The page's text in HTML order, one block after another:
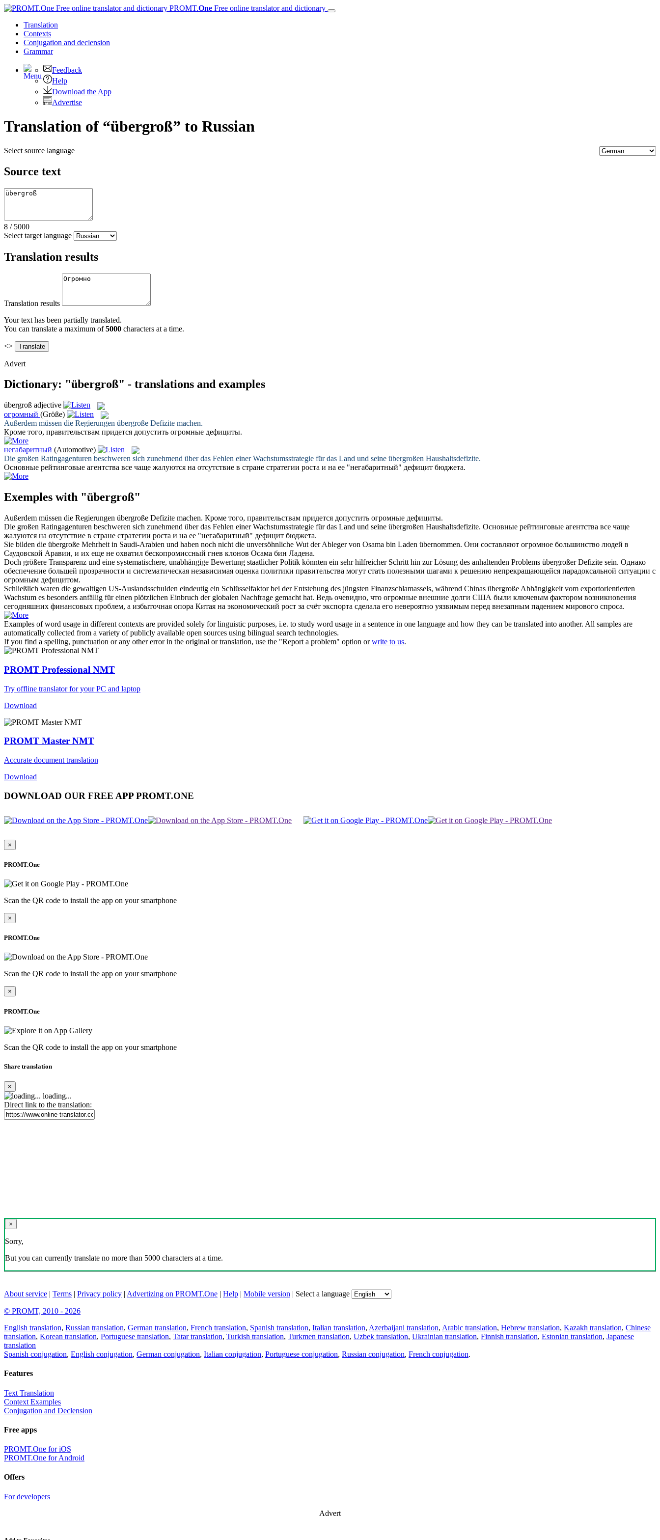
PROMT.One Free online translator and dictionary
Translation
Contexts
Conjugation and declension
Grammar
Feedback
Help
Download the App
Advertise
Translation of “übergroß” to Russian
Select source language
Source text
8 / 5000
Select target language
Translation results
Translation results
Your text has been partially translated.
You can translate a maximum of5000 characters at a time.
<>
Advert
Dictionary: "übergroß" - translations and examples
übergroß adjective
огромный (Größe)
Außerdem müssen die Regierungen übergroße Defizite machen.
Кроме того, правительствам придется допустить огромные дефициты.
негабаритный (Automotive)
Die großen Ratingagenturen beschweren sich zunehmend über das Fehlen einer Wachstumsstrategie für das Land und seine übergroßen Haushaltsdefizite.
Основные рейтинговые агентства все чаще жалуются на отсутствие в стране стратегии роста и на ее "негабаритный" дефицит бюджета.
Exemples with "übergroß"
Außerdem müssen die Regierungen übergroße Defizite machen. Кроме того, правительствам придется допустить огромные дефициты.
Die großen Ratingagenturen beschweren sich zunehmend über das Fehlen einer Wachstumsstrategie für das Land und seine übergroßen Haushaltsdefizite. Основные рейтинговые агентства все чаще
жалуются на отсутствие в стране стратегии роста и на ее "негабаритный" дефицит бюджета.
Sie bilden die übergroße Mehrheit in Saudi-Arabien und haben noch nicht die unversöhnliche Wut der Ableger von Osama bin Laden übernommen. Они составляют огромное большинство людей в
Саудовской Аравии, и их еще не охватил бескопромиссный гнев клонов Осама бин Ладена.
Doch größere Transparenz und eine systematischere, unabhängige Bewertung staatlicher Politik könnten ein sehr hilfreicher Schritt hin zur Lösung des anhaltenden Problems übergroßerDefizite sein. Однако
обеспечение большей прозрачности и систематическая независимая оценка политики правительства могут стать полезными шагами к решению непрекращающейся парадоксальной ситуации с
огромным дефицитом.
Schließlich waren die gewaltigen US-Auslandsschulden eindeutig ein Schlüsselfaktor bei der Entstehung des jüngsten Finanzschlamassels, während Chinas übergroße Abhängigkeit vom exportorientierten
Wachstum es besonders anfällig für einen plötzlichen Einbruch der globalen Nachfrage gemacht hat. Ведь очевидно, что огромные внешние долги США были ключевым фактором возникновения
сегодняшних финансовых проблем, а избыточная опора Китая на экономический рост за счёт экспорта сделала его невероятно уязвимым перед внезапным падением мирового спроса.
Examples of word usage in different contexts are provided solely for linguistic purposes, i.e. to study word usage in a sentence in one language and how they can be translated into another. All samples are
automatically collected from a variety of publicly available open sources using bilingual search technologies.
If you find a spelling, punctuation or any other error in the original or translation, use the "Report a problem" option orwrite to us.
PROMT Professional NMT
Try offline translator for your PC and laptop
Download
PROMT Master NMT
Accurate document translation
Download
DOWNLOAD OUR FREE APP PROMT.ONE
×
PROMT.One
Scan the QR code to install the app on your smartphone
×
PROMT.One
Scan the QR code to install the app on your smartphone
×
PROMT.One
Scan the QR code to install the app on your smartphone
Share translation
×
loading...
Direct link to the translation:
×
Sorry,
But you can currently translate no more than 5000 characters at a time.
About service | Terms | Privacy policy | Advertizing on PROMT.One | Help | Mobile version | Select a language
© PROMT, 2010 - 2026
English translation, Russian translation, German translation, French translation, Spanish translation, Italian translation, Azerbaijani translation, Arabic translation, Hebrew translation, Kazakh translation, Chinese
translation, Korean translation, Portuguese translation, Tatar translation, Turkish translation, Turkmen translation, Uzbek translation, Ukrainian translation, Finnish translation, Estonian translation, Japanese
translation
Spanish conjugation, English conjugation, German conjugation, Italian conjugation, Portuguese conjugation, Russian conjugation, French conjugation.
Features
Text Translation
Context Examples
Conjugation and Declension
Free apps
PROMT.One for iOS
PROMT.One for Android
Offers
For developers
Advert